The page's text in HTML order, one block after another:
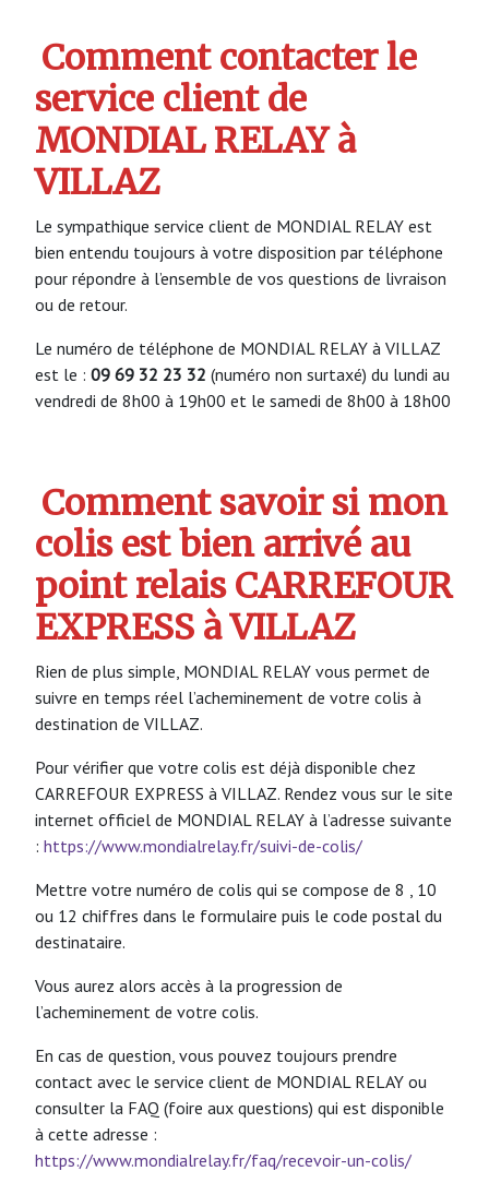
Comment contacter le
service client de
MONDIAL RELAY à
VILLAZ
Le sympathique service client de MONDIAL RELAY est
bien entendu toujours à votre disposition par téléphone
pour répondre à l’ensemble de vos questions de livraison
ou de retour.
Le numéro de téléphone de MONDIAL RELAY à VILLAZ
est le : 09 69 32 23 32 (numéro non surtaxé) du lundi au
vendredi de 8h00 à 19h00 et le samedi de 8h00 à 18h00
Comment savoir si mon
colis est bien arrivé au
point relais CARREFOUR
EXPRESS à VILLAZ
Rien de plus simple, MONDIAL RELAY vous permet de
suivre en temps réel l’acheminement de votre colis à
destination de VILLAZ.
Pour vérifier que votre colis est déjà disponible chez
CARREFOUR EXPRESS à VILLAZ. Rendez vous sur le site
internet officiel de MONDIAL RELAY à l’adresse suivante
: https://www.mondialrelay.fr/suivi-de-colis/
Mettre votre numéro de colis qui se compose de 8 , 10
ou 12 chiffres dans le formulaire puis le code postal du
destinataire.
Vous aurez alors accès à la progression de
l’acheminement de votre colis.
En cas de question, vous pouvez toujours prendre
contact avec le service client de MONDIAL RELAY ou
consulter la FAQ (foire aux questions) qui est disponible
à cette adresse :
https://www.mondialrelay.fr/faq/recevoir-un-colis/